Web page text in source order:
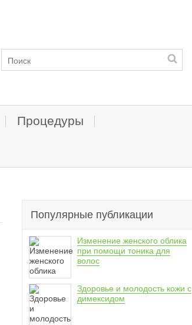
Процедуры
Популярные публикации
Изменение женского облика
при помощи тоника для
волос
Здоровье и молодость кожи с
димексидом